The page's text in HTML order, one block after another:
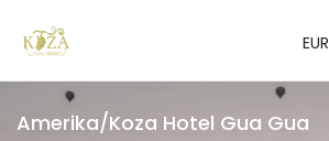
EUR
Amerika/Koza Hotel Gua Gua